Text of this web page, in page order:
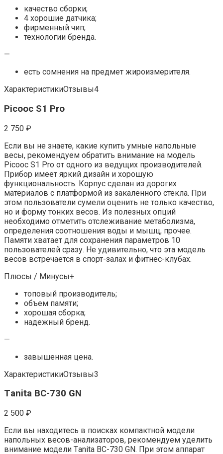
качество сборки;
4 хорошие датчика;
фирменный чип;
технологии бренда.
—
есть сомнения на предмет жироизмерителя.
ХарактеристикиОтзывы4
Picooc S1 Pro
2 750 ₽
Если вы не знаете, какие купить умные напольные
весы, рекомендуем обратить внимание на модель
Picooc S1 Pro от одного из ведущих производителей.
Прибор имеет яркий дизайн и хорошую
функциональность. Корпус сделан из дорогих
материалов с платформой из закаленного стекла. При
этом пользователи сумели оценить не только качество,
но и форму тонких весов. Из полезных опций
необходимо отметить отслеживание метаболизма,
определения соотношения воды и мышц, прочее.
Памяти хватает для сохранения параметров 10
пользователей сразу. Не удивительно, что эта модель
весов встречается в спорт-залах и фитнес-клубах.
Плюсы / Минусы+
топовый производитель;
объем памяти;
хорошая сборка;
надежный бренд.
—
завышенная цена.
ХарактеристикиОтзывы3
Тanita BC-730 GN
2 500 ₽
Если вы находитесь в поисках компактной модели
напольных весов-анализаторов, рекомендуем уделить
внимание модели Тanita BC-730 GN. При этом аппарат